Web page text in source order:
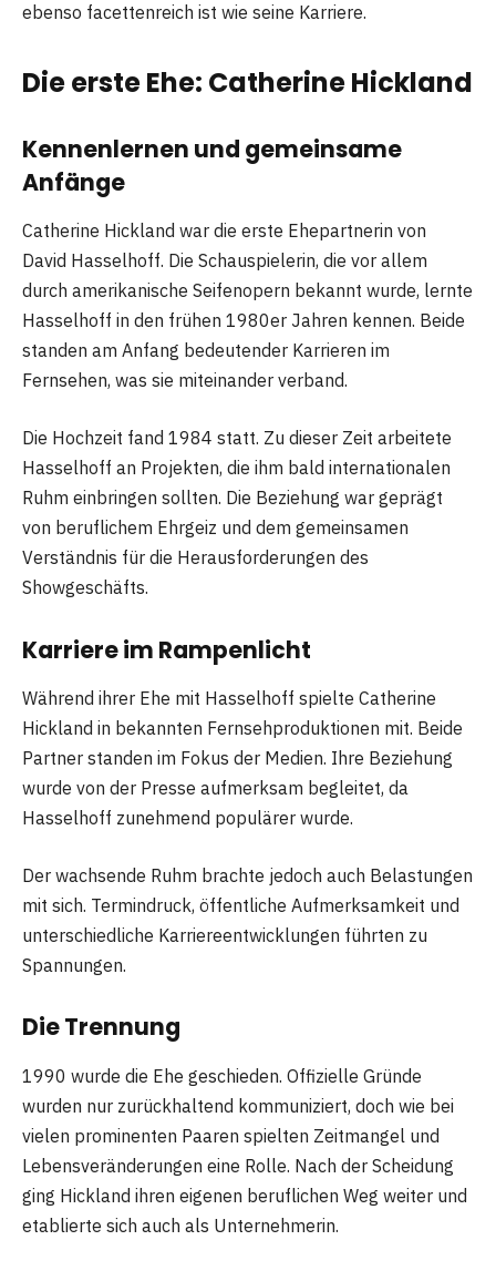
ebenso facettenreich ist wie seine Karriere.
Die erste Ehe: Catherine Hickland
Kennenlernen und gemeinsame
Anfänge
Catherine Hickland war die erste Ehepartnerin von
David Hasselhoff. Die Schauspielerin, die vor allem
durch amerikanische Seifenopern bekannt wurde, lernte
Hasselhoff in den frühen 1980er Jahren kennen. Beide
standen am Anfang bedeutender Karrieren im
Fernsehen, was sie miteinander verband.
Die Hochzeit fand 1984 statt. Zu dieser Zeit arbeitete
Hasselhoff an Projekten, die ihm bald internationalen
Ruhm einbringen sollten. Die Beziehung war geprägt
von beruflichem Ehrgeiz und dem gemeinsamen
Verständnis für die Herausforderungen des
Showgeschäfts.
Karriere im Rampenlicht
Während ihrer Ehe mit Hasselhoff spielte Catherine
Hickland in bekannten Fernsehproduktionen mit. Beide
Partner standen im Fokus der Medien. Ihre Beziehung
wurde von der Presse aufmerksam begleitet, da
Hasselhoff zunehmend populärer wurde.
Der wachsende Ruhm brachte jedoch auch Belastungen
mit sich. Termindruck, öffentliche Aufmerksamkeit und
unterschiedliche Karriereentwicklungen führten zu
Spannungen.
Die Trennung
1990 wurde die Ehe geschieden. Offizielle Gründe
wurden nur zurückhaltend kommuniziert, doch wie bei
vielen prominenten Paaren spielten Zeitmangel und
Lebensveränderungen eine Rolle. Nach der Scheidung
ging Hickland ihren eigenen beruflichen Weg weiter und
etablierte sich auch als Unternehmerin.